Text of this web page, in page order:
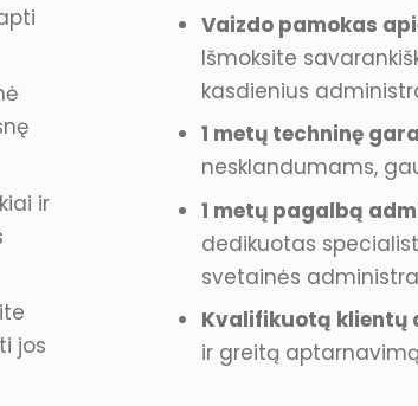
ir
jos
Vaizdo pamokas
Išmoksite
kasdienius
1 metų techninę
nesklandumams,
1 metų pagalbą
dedikuotas
svetainės
Kvalifikuotą klientų
ir greitą